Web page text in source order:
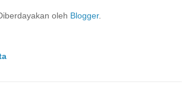
oleh Blogger.